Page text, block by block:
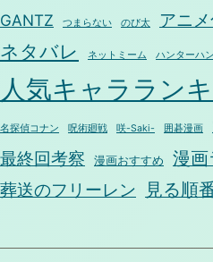
GANTZ つまらない のび太 アニ
ネタバレ ネットミーム ハンターハ
人気キャララン
名探偵コナン 呪術廻戦 咲-Saki- 囲碁漫画
最終回考察 漫画おすすめ 漫画
葬送のフリーレン 見る順